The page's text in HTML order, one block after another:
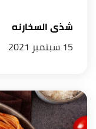
شذى السخارنه
15 سبتمبر 2021